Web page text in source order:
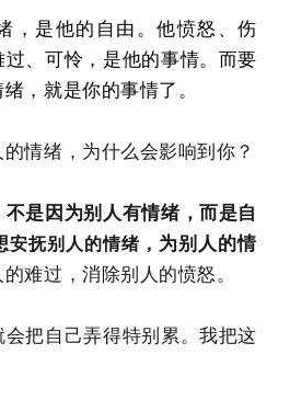
，是他的自由。他愤怒、伤
、可怜，是他的事情。而要
，就是你的事情了。
情绪，为什么会影响到你？
是因为别人有情绪，而是自
安抚别人的情绪， 为别人的情
难过，消除别人的愤怒。
把自己弄得特别累。我把这